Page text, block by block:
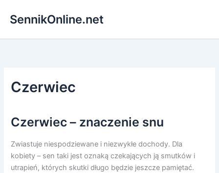
SennikOnline.net
Czerwiec
Czerwiec – znaczenie snu
Zwiastuje niespodziewane i niezwykłe dochody. Dla
kobiety – sen taki jest oznaką czekających ją smutków i
utrapień, których skutki długo będzie jeszcze pamiętać.